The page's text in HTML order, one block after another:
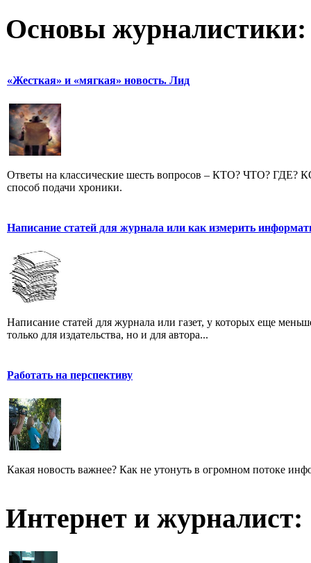
Основы журналистики:
«Жесткая» и «мягкая» новость. Лид
Ответы на классические шесть вопросов – КТО? ЧТО?
способ подачи хроники.
Написание статей для журнала или как измерить
Написание статей для журнала или газет, у которых еще
только для издательства, но и для автора...
Работать на перспективу
Какая новость важнее? Как не утонуть в огромном потоке
Интернет и журналист: